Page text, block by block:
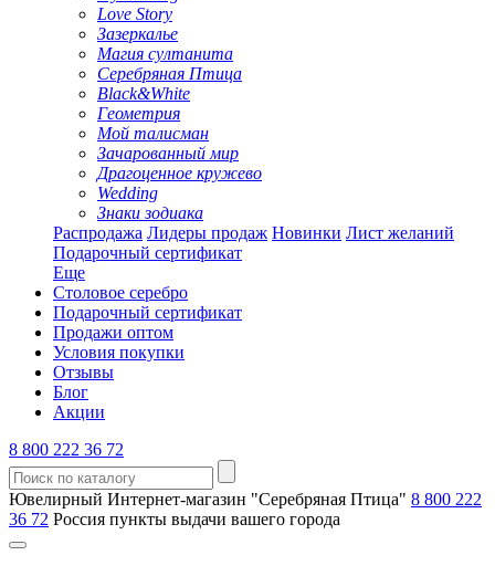
Love Story
Зазеркалье
Магия султанита
Серебряная Птица
Black&White
Геометрия
Мой талисман
Зачарованный мир
Драгоценное кружево
Wedding
Знаки зодиака
Распродажа Лидеры продаж Новинки Лист желаний
Подарочный сертификат
Еще
Столовое серебро
Подарочный сертификат
Продажи оптом
Условия покупки
Отзывы
Блог
Акции
8 800 222 36 72
Ювелирный Интернет-магазин "Серебряная Птица" 8 800 222
36 72 Россия пункты выдачи вашего города